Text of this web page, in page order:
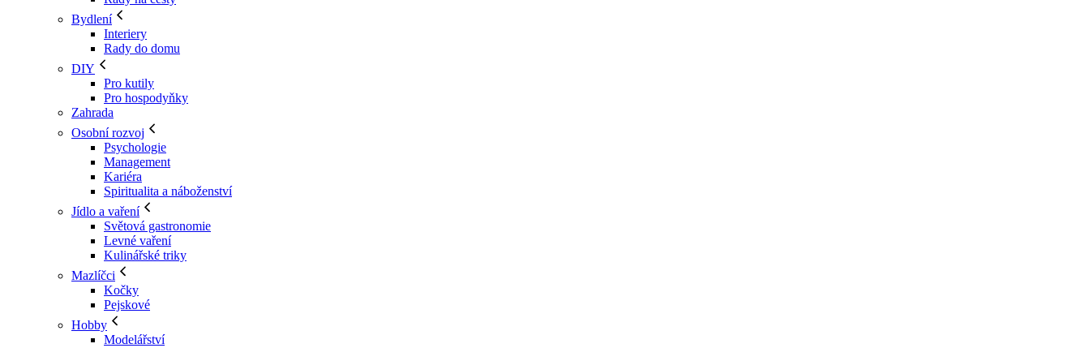
Bydlení
Interiery
Rady do domu
DIY
Pro kutily
Pro hospodyňky
Zahrada
Osobní rozvoj
Psychologie
Management
Kariéra
Spiritualita a náboženství
Jídlo a vaření
Světová gastronomie
Levné vaření
Kulinářské triky
Mazlíčci
Kočky
Pejskové
Hobby
Modelářství